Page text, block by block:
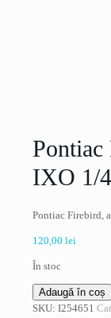
IXO 1/
Pontiac Firebird,
120,00 lei
În stoc
Cantitate
Pontiac
Adaugă în coș
SKU: I254651